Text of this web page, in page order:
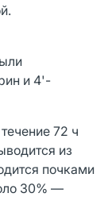
и 4'-
72 ч
из
почками
30% —